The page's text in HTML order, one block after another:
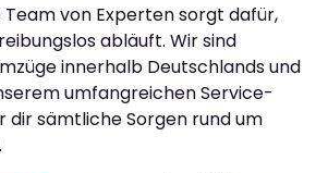
von Experten sorgt dafür,
abläuft. Wir sind
innerhalb Deutschlands und
umfangreichen Service-
dir sämtliche Sorgen rund um